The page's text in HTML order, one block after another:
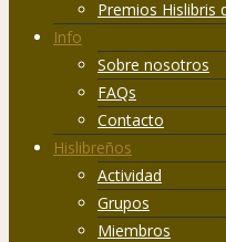
Premios Hislibris
Info
Sobre nosotros
FAQs
Contacto
Hislibreños
Actividad
Grupos
Miembros